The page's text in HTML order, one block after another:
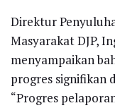
Direktur
Masyarakat DJP,
menyampaikan
progres signifikan
“Progres